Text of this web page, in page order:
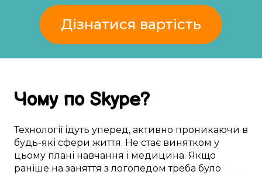
Дізнатися вартість
Чому по Skype?
Технології ідуть уперед, активно проникаючи в
будь-які сфери життя. Не стає винятком у
цьому плані навчання і медицина. Якщо
раніше на заняття з логопедом треба було